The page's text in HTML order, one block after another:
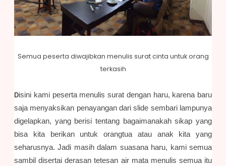
Semua peserta diwajibkan menulis surat cinta untuk orang
terkasih
Disini kami peserta menulis surat dengan haru, karena baru
saja menyaksikan penayangan dari slide sembari lampunya
digelapkan, yang berisi tentang bagaimanakah sikap yang
bisa kita berikan untuk orangtua atau anak kita yang
seharusnya. Jadi masih dalam suasana haru, kami semua
sambil disertai derasan tetesan air mata menulis semua itu